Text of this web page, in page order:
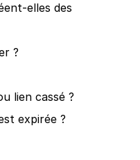
elles des
?
lien cassé ?
expirée ?